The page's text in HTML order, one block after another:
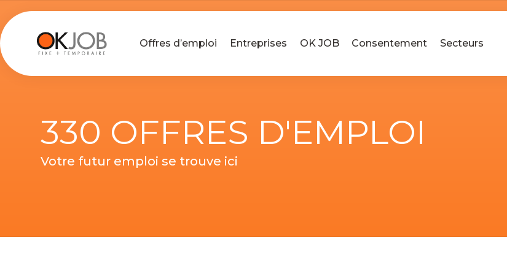
Offres d’emploi Entreprises OK JOB Consentement Secteurs
330 OFFRES D'EMPLOI
Votre futur emploi se trouve ici